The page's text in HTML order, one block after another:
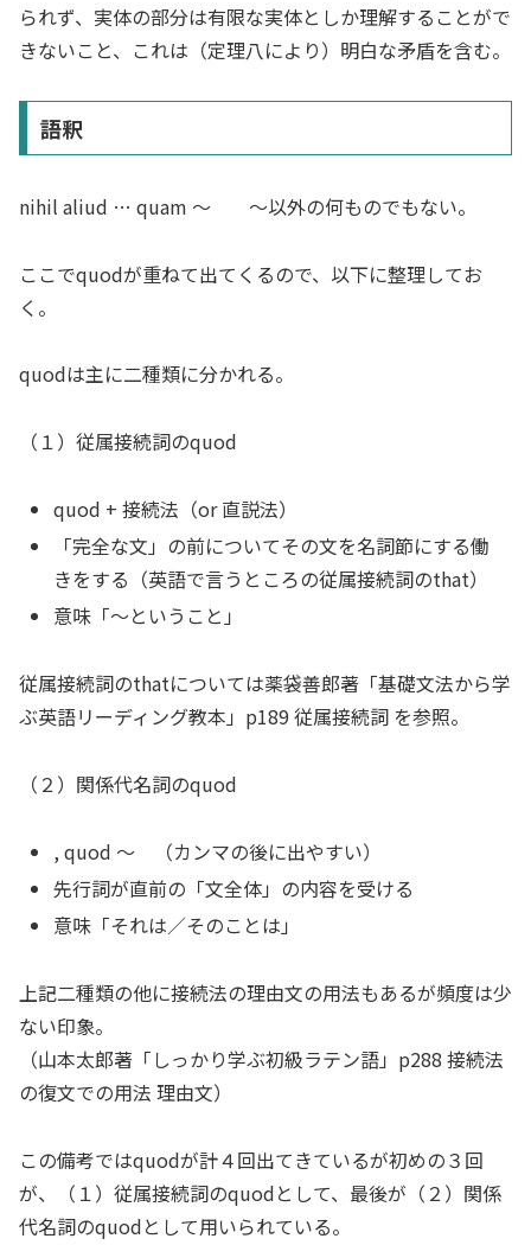
られず、実体の部分は有限な実体としか理解することがで
きないこと、これは（定理八により）明白な矛盾を含む。
語釈
nihil aliud … quam 〜 〜以外の何ものでもない。
ここでquodが重ねて出てくるので、以下に整理してお
く。
quodは主に二種類に分かれる。
（１）従属接続詞のquod
quod + 接続法（or 直説法）
「完全な文」の前についてその文を名詞節にする働
きをする（英語で言うところの従属接続詞のthat）
意味「〜ということ」
従属接続詞のthatについては薬袋善郎著「基礎文法から学
ぶ英語リーディング教本」p189 従属接続詞 を参照。
（２）関係代名詞のquod
, quod 〜 （カンマの後に出やすい）
先行詞が直前の「文全体」の内容を受ける
意味「それは／そのことは」
上記二種類の他に接続法の理由文の用法もあるが頻度は少
ない印象。
（山本太郎著「しっかり学ぶ初級ラテン語」p288 接続法
の復文での用法 理由文）
この備考ではquodが計４回出てきているが初めの３回
が、（１）従属接続詞のquodとして、最後が（２）関係
代名詞のquodとして用いられている。